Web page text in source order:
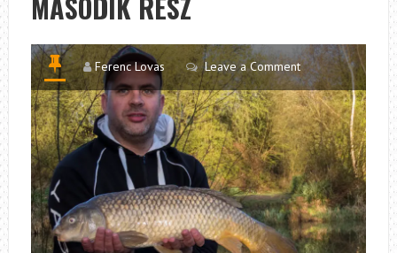
Ferenc Lovas Leave a Comment